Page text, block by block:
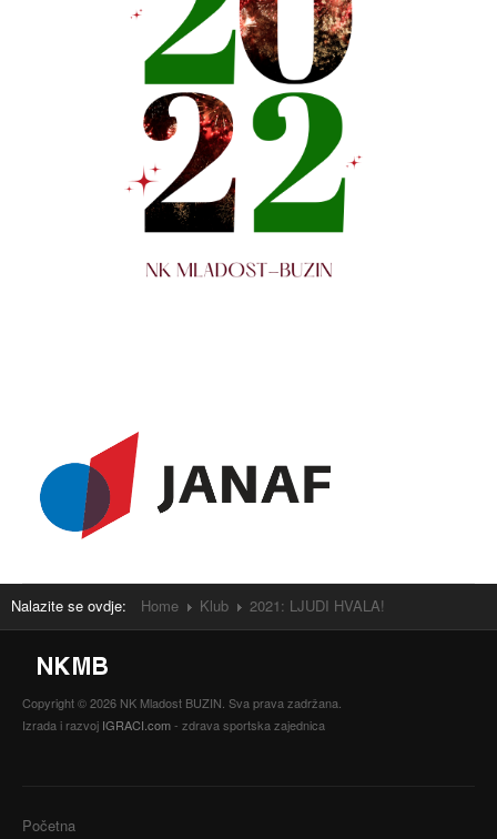
Nalazite se ovdje: Home Klub 2021: LJUDI HVALA!
Copyright © 2026 NK Mladost BUZIN. Sva prava zadržana.
Izrada i razvoj IGRACI.com- zdrava sportska zajednica
Početna